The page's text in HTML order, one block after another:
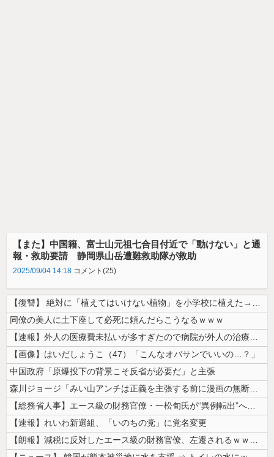
【また】中国籍、富士山元祖七合目付近で「動けない」と通
報・救助要請 静岡県山岳遭難救助隊が救助
2025/09/04 14:18 コメント(25)
【復讐】 絶対に「植えてはいけない植物」を小学校に植えた→20年経って...
同僚の美人に土下座して必死に頼んだらこうなるｗｗｗ
【速報】外人の医療費未払いが多すぎたので病院が外人の治療を断るようにな...
【画像】はいだしょうこ（47）「こんなオバサンでいいの…？」
中国政府「原爆投下の背景こそ反省が必要だ」と主張
森川ジョージ「みい山アンチは正義を主張する前に漫画の無断転載をやめろよ...
【総務省人事】エース級の財務官僚・一松旬氏が“異例転出”へ 官邸幹部「...
【速報】れいわ新選組、「いのちの党」に党名変更
【朗報】減税に反対したエース級の財務官僚、左遷されるｗｗｗｗｗｗ